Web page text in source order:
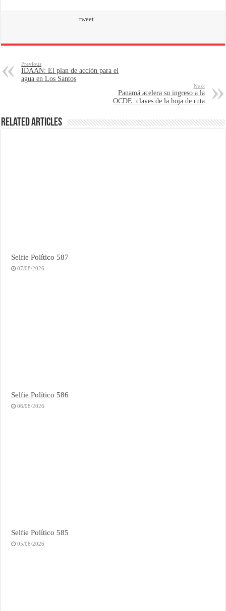
tweet
Previous
IDAAN: El plan de acción para el
agua en Los Santos
Next
Panamá acelera su ingreso a la
OCDE: claves de la hoja de ruta
Related Articles
Selfie Político 587
07/08/2026
Selfie Político 586
06/08/2026
Selfie Político 585
05/08/2026